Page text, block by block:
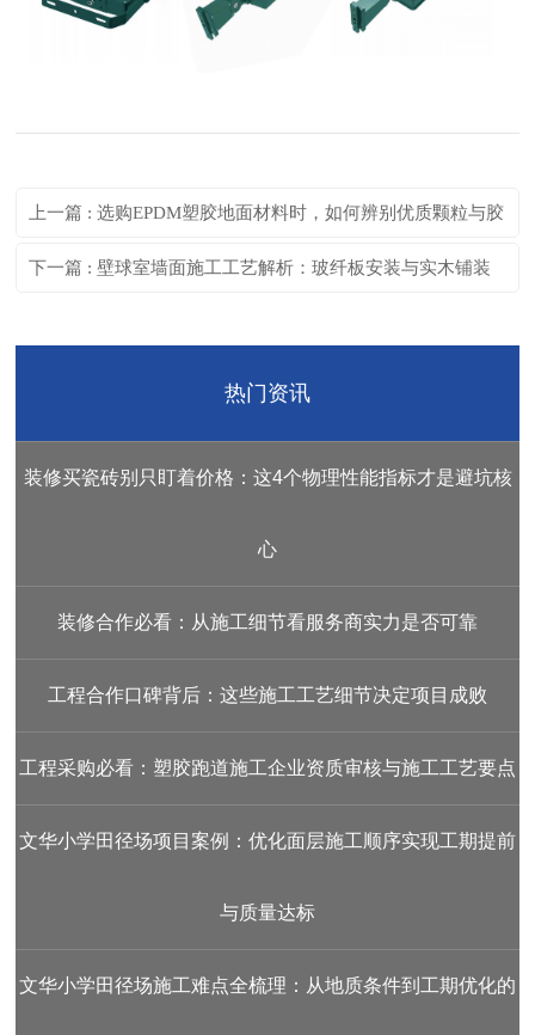
上一篇 : 选购EPDM塑胶地面材料时，如何辨别优质颗粒与胶
水？
下一篇 : 壁球室墙面施工工艺解析：玻纤板安装与实木铺装
热门资讯
装修买瓷砖别只盯着价格：这4个物理性能指标才是避坑核
心
装修合作必看：从施工细节看服务商实力是否可靠
工程合作口碑背后：这些施工工艺细节决定项目成败
工程采购必看：塑胶跑道施工企业资质审核与施工工艺要点
文华小学田径场项目案例：优化面层施工顺序实现工期提前
与质量达标
文华小学田径场施工难点全梳理：从地质条件到工期优化的